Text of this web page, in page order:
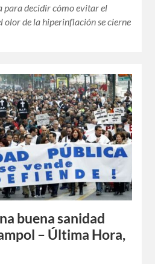
para decidir cómo evitar el
olor de la hiperinflación se cierne
buena sanidad
– Última Hora,